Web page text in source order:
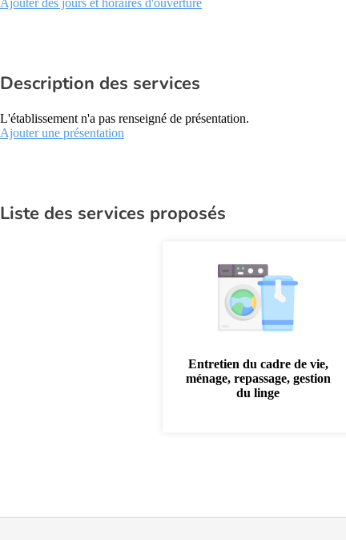
Ajouter des jours et horaires d'ouverture
Description des services
L'établissement n'a pas renseigné de présentation.
Ajouter une présentation
Liste des services proposés
Entretien du cadre de vie,
ménage, repassage, gestion
du linge